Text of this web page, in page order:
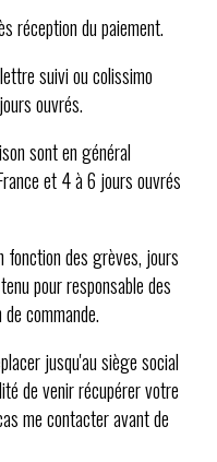
réception du paiement.
suivi ou colissimo
ouvrés.
sont en général
et 4 à 6 jours ouvrés
fonction des grèves, jours
pour responsable des
commande.
jusqu'au siège social
de venir récupérer votre
me contacter avant de